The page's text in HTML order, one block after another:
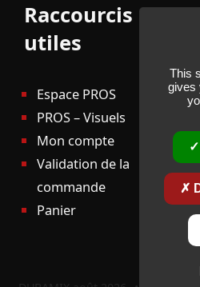
Raccourcis
utiles
Espace PROS
PROS – Visuels
Mon compte
Validation de la
commande
Panier
This
gives